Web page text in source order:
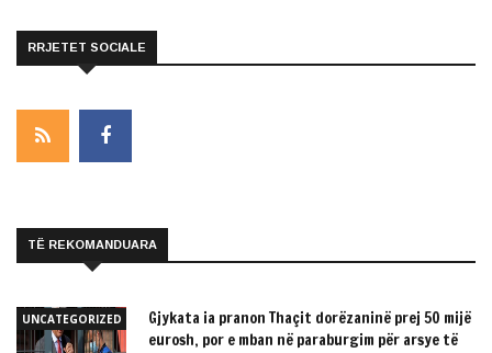
RRJETET SOCIALE
TË REKOMANDUARA
UNCATEGORIZED
Gjykata ia pranon Thaçit dorëzaninë prej 50 mijë
eurosh, por e mban në paraburgim për arsye të